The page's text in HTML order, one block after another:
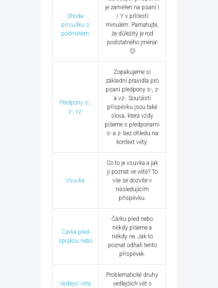
Shoda
přísudku s
podmětem
je zaměřen na psaní I
/ Y v příčestí
minulém. Pamatujte,
že důležitý je rod
podstatného jména!
🙂
Předpony s-,
z-, vz-
Zopakujeme si
základní pravidla pro
psaní předpony s-, z-
a vz-. Součástí
příspěvku jsou také
slova, která vždy
píšeme s předponami
s- a z- bez ohledu na
kontext věty.
Vsuvka
Co to je vsuvka a jak
ji poznat ve větě? To
vše se dozvíte v
následujícím
příspěvku.
Čárka před
spojkou nebo
Čárku před nebo
někdy píšeme a
někdy ne. Jak to
poznat odhalí tento
příspěvek.
Vedlejší věta
Problematické druhy
vedlejších vět s